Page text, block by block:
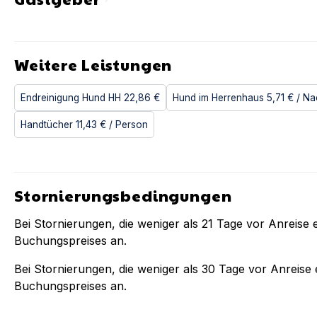
Weitere Leistungen
Endreinigung Hund HH 22,86 € Hund im Herrenhaus 5,71 € /
Handtücher 11,43 € / Person
Stornierungsbedingungen
Bei Stornierungen, die weniger als 21 Tage vor Anreise
Buchungspreises an.
Bei Stornierungen, die weniger als 30 Tage vor
Buchungspreises an.